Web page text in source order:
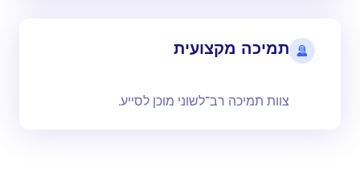
תמיכה מקצועית
צוות תמיכה רב־לשוני מוכן לסייע.